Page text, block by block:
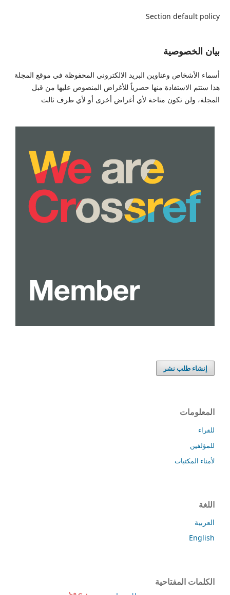
Section default policy
بيان الخصوصية
أسماء الأشخاص وعناوين البريد الالكتروني المحفوظة في موقع المجلة
هذا ستتم الاستفادة منها حصرياً للأغراض المنصوص عليها من قبل
المجلة، ولن تكون متاحة لأي أغراض أخرى أو لأي طرف ثالث
إنشاء طلب نشر
المعلومات
للقراء
للمؤلفين
لأمناء المكتبات
اللغة
العربية
English
الكلمات المفتاحية